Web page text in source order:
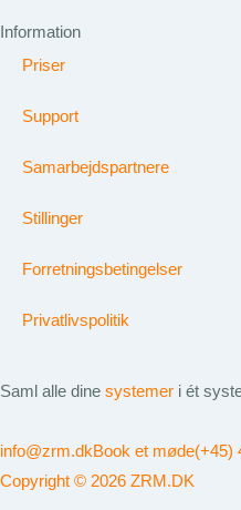
Information
Priser
Support
Samarbejdspartnere
Stillinger
Forretningsbetingelser
Privatlivspolitik
Saml alle dine systemer i ét
info@zrm.dkBook et møde(+45)
Copyright © 2026 ZRM.DK